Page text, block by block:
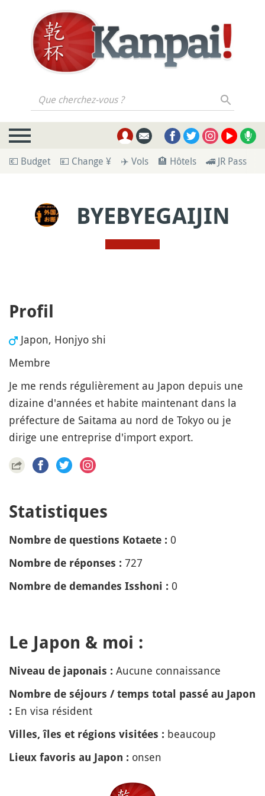
Que cherchez-vous ?
💶 Budget 💴 Change ¥ ✈️ Vols 🏨 Hôtels 🚄 JR Pass
BYEBYEGAIJIN
Profil
Japon, Honjyo shi
Membre
Je me rends régulièrement au Japon depuis une
dizaine d'années et habite maintenant dans la
préfecture de Saitama au nord de Tokyo ou je
dirige une entreprise d'import export.
Statistiques
Nombre de questions Kotaete : 0
Nombre de réponses : 727
Nombre de demandes Isshoni : 0
Le Japon & moi :
Niveau de japonais : Aucune connaissance
Nombre de séjours / temps total passé au Japon
: En visa résident
Villes, îles et régions visitées : beaucoup
Lieux favoris au Japon : onsen